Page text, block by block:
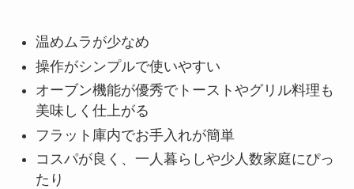
温めムラが少なめ
操作がシンプルで使いやすい
オーブン機能が優秀でトーストやグリル料理も
美味しく仕上がる
フラット庫内でお手入れが簡単
コスパが良く、一人暮らしや少人数家庭にぴっ
たり